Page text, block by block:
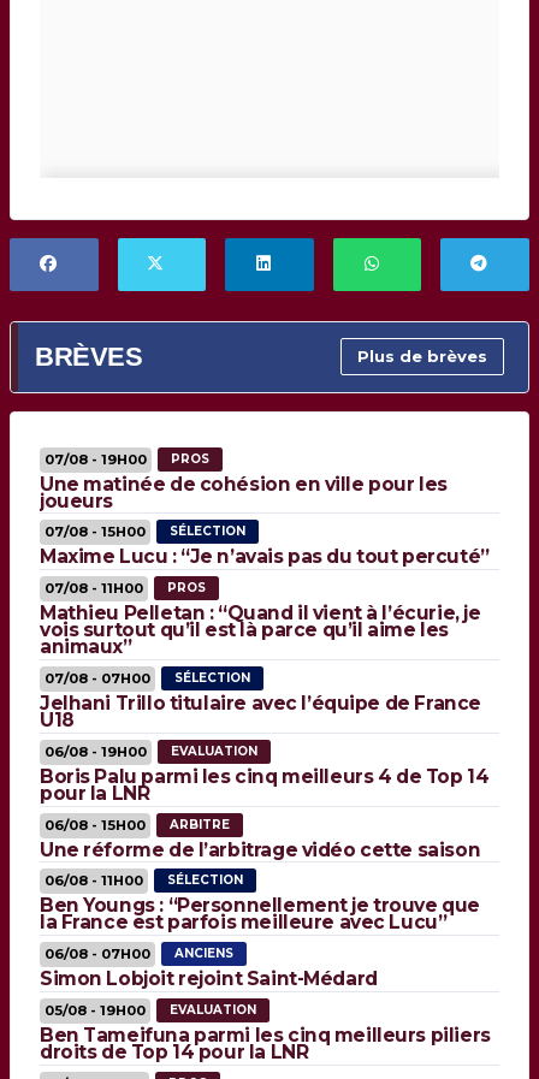
BRÈVES Plus de brèves
07/08 - 19H00 PROS
Une matinée de cohésion en ville pour les
joueurs
07/08 - 15H00 SÉLECTION
Maxime Lucu : “Je n’avais pas du tout percuté”
07/08 - 11H00 PROS
Mathieu Pelletan : “Quand il vient à l’écurie, je
vois surtout qu’il est là parce qu’il aime les
animaux”
07/08 - 07H00 SÉLECTION
Jelhani Trillo titulaire avec l’équipe de France
U18
06/08 - 19H00 EVALUATION
Boris Palu parmi les cinq meilleurs 4 de Top 14
pour la LNR
06/08 - 15H00 ARBITRE
Une réforme de l’arbitrage vidéo cette saison
06/08 - 11H00 SÉLECTION
Ben Youngs : “Personnellement je trouve que
la France est parfois meilleure avec Lucu”
06/08 - 07H00 ANCIENS
Simon Lobjoit rejoint Saint-Médard
05/08 - 19H00 EVALUATION
Ben Tameifuna parmi les cinq meilleurs piliers
droits de Top 14 pour la LNR